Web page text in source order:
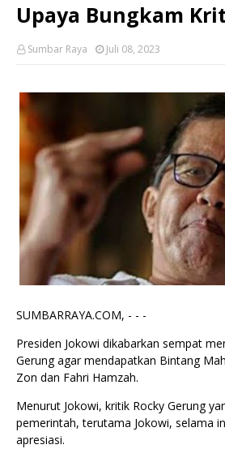
Upaya Bungkam
Sumbar Raya Juli 08, 2023
SUMBARRAYA.COM, - - -
Presiden Jokowi dikabarkan sempat
Gerung agar mendapatkan Bintang
Zon dan Fahri Hamzah.
Menurut Jokowi, kritik Rocky Gerung
pemerintah, terutama Jokowi, selama
apresiasi.